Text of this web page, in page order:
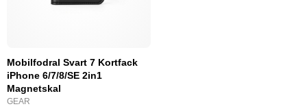
Mobilfodral Svart 7 Kortfack
iPhone 6/7/8/SE 2in1
Magnetskal
GEAR